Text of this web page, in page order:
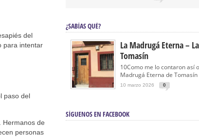
del
para intentar
paso del
Hermanos de
personas
¿SABÍAS QUÉ?
La Madrugá Eterna – La
Tomasín
10Como me lo contaron así
Madrugá Eterna de Tomasín
10 marzo 2026 0
SÍGUENOS EN FACEBOOK